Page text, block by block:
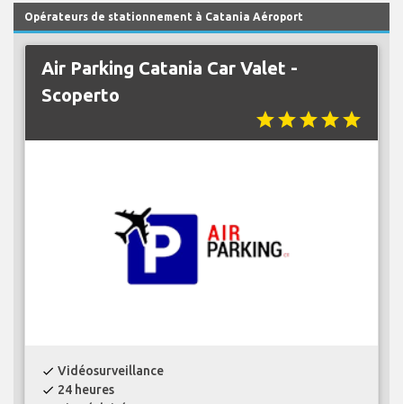
Opérateurs de stationnement à Catania Aéroport
Air Parking Catania Car Valet -
Scoperto
starstarstarstarstar
check Vidéosurveillance
check 24 heures